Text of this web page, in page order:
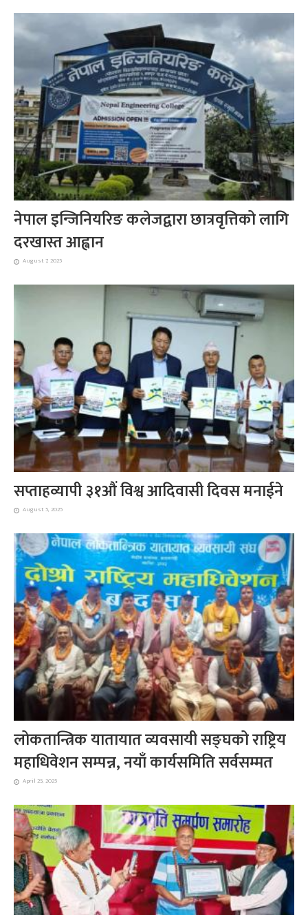
नेपाल इन्जिनियरिङ कलेजद्वारा छात्रवृत्तिको लागि
दरखास्त आह्वान
August 7, 2025
सप्ताहव्यापी ३१औं विश्व आदिवासी दिवस मनाईने
August 5, 2025
लोकतान्त्रिक यातायात व्यवसायी सङ्घको राष्ट्रिय
महाधिवेशन सम्पन्न, नयाँ कार्यसमिति सर्वसम्मत
April 25, 2025